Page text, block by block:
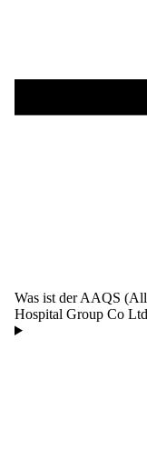
Was ist der AAQS
Hospital Group Co